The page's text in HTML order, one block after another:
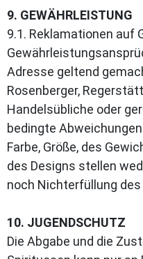
9. GEWÄHRLEISTUNG
9.1. Reklamationen auf
Adresse geltend
Rosenberger,
Handelsübliche oder
bedingte
Farbe, Größe, des
des Designs stellen
noch Nichterfüllung des
10. JUGENDSCHUTZ
Die Abgabe und die